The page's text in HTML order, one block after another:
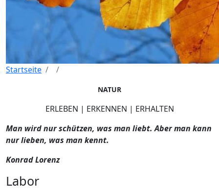
Startseite
NATUR
ERLEBEN | ERKENNEN | ERHALTEN
Man wird nur schützen, was man liebt. Aber man kann
nur lieben, was man kennt.
Konrad Lorenz
Labor